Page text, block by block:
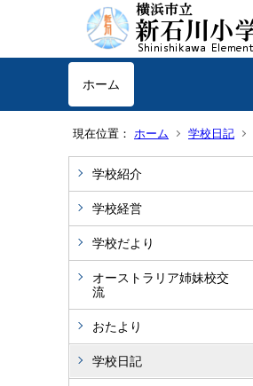
ホーム
現在位置： ホーム 学校日記
学校紹介
学校経営
学校だより
オーストラリア姉妹校交
流
おたより
学校日記